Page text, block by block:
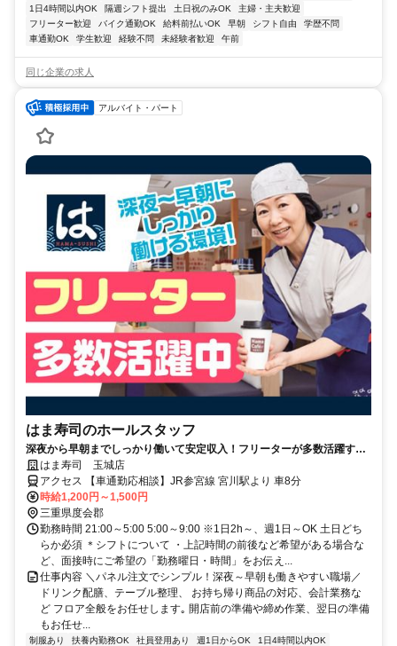
1日4時間以内OK
隔週シフト提出 土日祝のみOK
主婦・主夫歓迎
フリーター歓迎
バイク通勤OK 給料前払いOK 早朝 シフト自由
学歴不問
車通勤OK
学生歓迎 経験不問 未経験者歓迎 午前
同じ企業の求人
アルバイト・パート
はま寿司のホールスタッフ
深夜から早朝までしっかり働いて安定収入！フリーターが多数活躍する
職場です◎
はま寿司 玉城店
アクセス 【車通勤応相談】JR参宮線 宮川駅より 車8分
時給1,200円～1,500円
三重県度会郡
勤務時間 21:00～5:00 5:00～9:00 ※1日2h～、週1日～OK 土日どち
らか必須 ＊シフトについて ・上記時間の前後など希望がある場合な
ど、面接時にご希望の「勤務曜日・時間」をお伝え...
仕事内容 ＼パネル注文でシンプル！深夜～早朝も働きやすい職場／
ドリンク配膳、テーブル整理、 お持ち帰り商品の対応、会計業務な
ど フロア全般をお任せします｡ 開店前の準備や締め作業、翌日の準備
もお任せ...
制服あり 扶養内勤務OK 社員登用あり 週1日からOK
1日4時間以内OK